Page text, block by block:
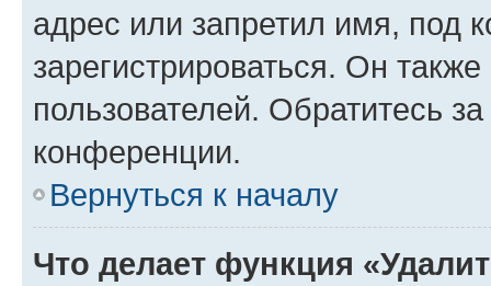
адрес или запретил имя, под
зарегистрироваться. Он
пользователей. Обратитесь
конференции.
Вернуться к началу
Что делает функция